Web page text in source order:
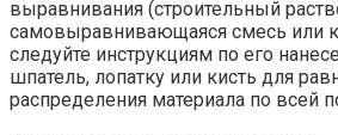
выравнивания (строительный
самовыравнивающаяся смесь или
следуйте инструкциям по его
шпатель, лопатку или кисть для
распределения материала по всей